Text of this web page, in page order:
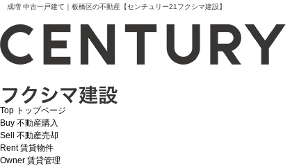
成増 中古一戸建て｜板橋区の不動産【センチュリー21フクシマ建設】
Top トップページ
Buy 不動産購入
Sell
不動産売却
Rent 賃貸物件
Owner 賃貸管理